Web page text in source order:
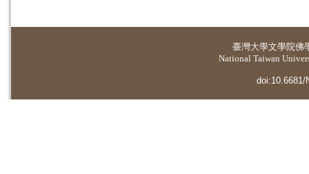
臺灣大學文學院佛
National Taiwan
doi:10.6681/